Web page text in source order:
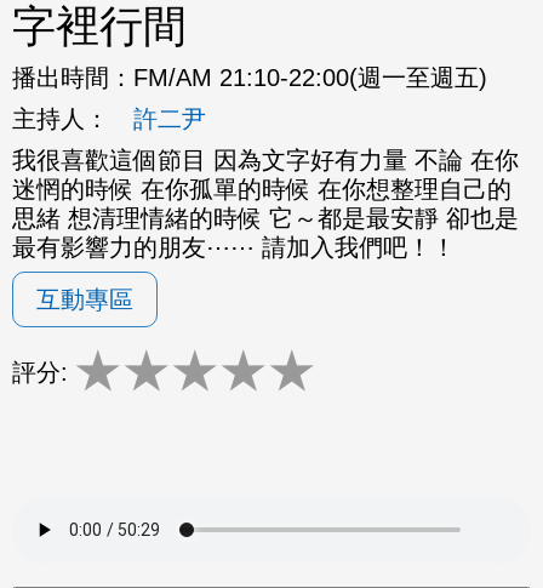
字裡行間
播出時間： FM/AM 21:10-22:00(週一至週五)
主持人：
許二尹
我很喜歡這個節目 因為文字好有力量 不論 在你
迷惘的時候 在你孤單的時候 在你想整理自己的
思緒 想清理情緒的時候 它～都是最安靜 卻也是
最有影響力的朋友⋯⋯ 請加入我們吧！！
互動專區
評分: ★★★★★